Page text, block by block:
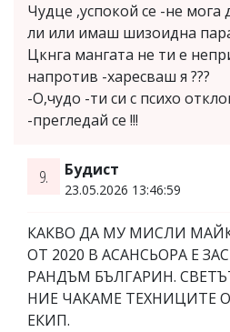
Чудце ,успокой се -не мога
ли или имаш шизоидна
Цкнга мангата не ти е
напротив -харесваш я ???
-О,чудо -ти си с психо
-прегледай се !!!
9. Будист
23.05.2026 13:46:59
КАКВО ДА МУ МИСЛИ
ОТ 2020 В АСАНСЬОРА Е
РАНДЪМ БЪЛГАРИН.
НИЕ ЧАКАМЕ ТЕХНИЦИТЕ
ЕКИП.